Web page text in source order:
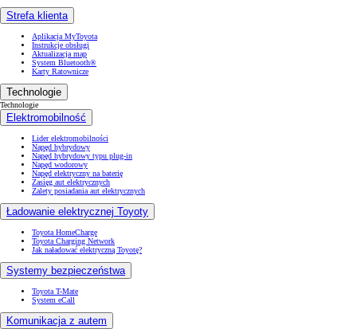
Strefa klienta
Aplikacja MyToyota
Instrukcje obsługi
Aktualizacja map
System Bluetooth®
Karty Ratownicze
Technologie
Technologie
Elektromobilność
Lider elektromobilności
Napęd hybrydowy
Napęd hybrydowy typu plug-in
Napęd wodorowy
Napęd elektryczny na baterię
Zasięg aut elektrycznych
Zalety posiadania aut elektrycznych
Ładowanie elektrycznej Toyoty
Toyota HomeCharge
Toyota Charging Network
Jak naładować elektryczną Toyotę?
Systemy bezpieczeństwa
Toyota T-Mate
System eCall
Komunikacja z autem